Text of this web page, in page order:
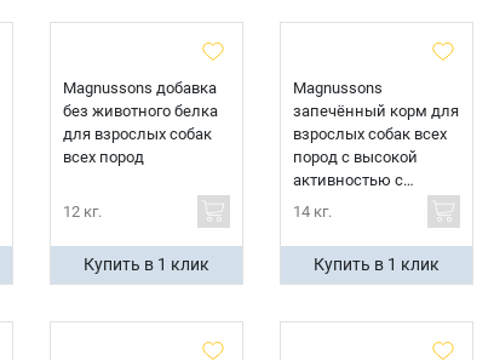
Magnussons добавка
без животного белка
для взрослых собак
всех пород
12 кг.
Купить в 1 клик
Magnussons
запечённый корм для
взрослых собак всех
пород с высокой
активностью с
говядиной и
14 кг.
Купить в 1 клик
Продолжить покупки